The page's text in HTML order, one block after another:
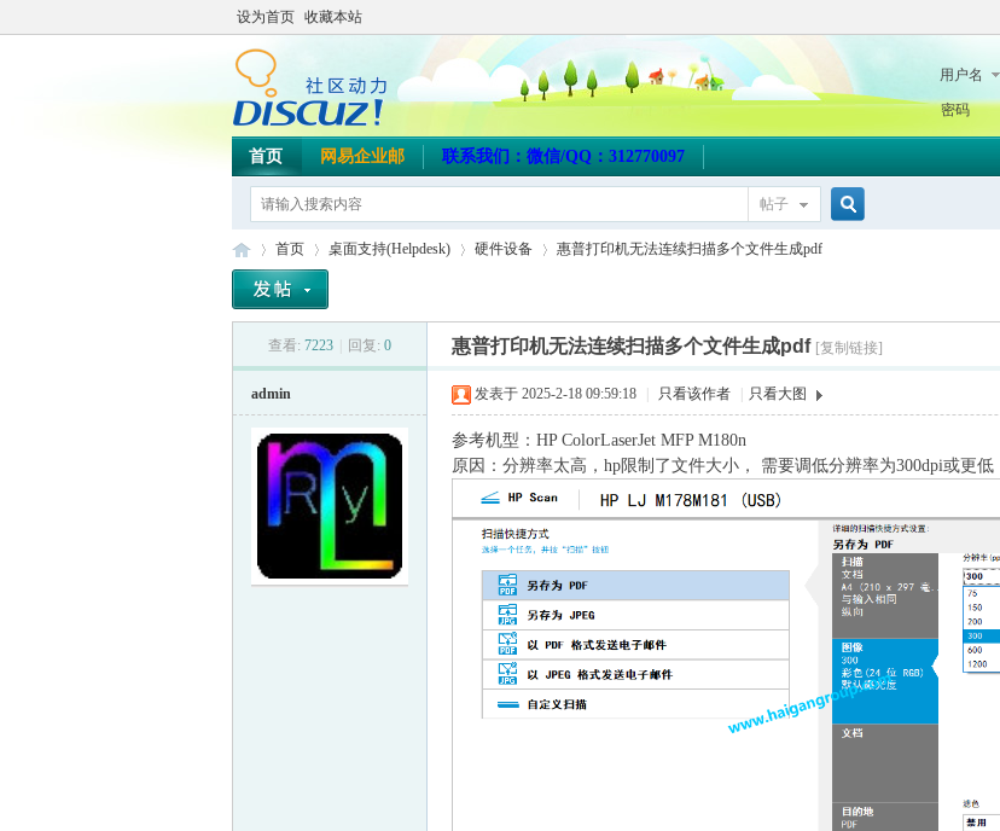
设为首页 收藏本站
用户名
密码
首页 网易企业邮 联系我们：微信/QQ：312770097
帖子
索
首页
›
桌面支持(Helpdesk)
›
硬件设备
›
惠普打印机无法连续扫描多个文件生成pdf
查看: 7223 回复: 0 惠普打印机无法连续扫描多个文件生成pdf [复制链接]
admin 发表于 2025-2-18 09:59:18 只看该作者 只看大图
参考机型：HP ColorLaserJet MFP M180n
原因：分辨率太高，hp限制了文件大小， 需要调低分辨率为300dpi或更低